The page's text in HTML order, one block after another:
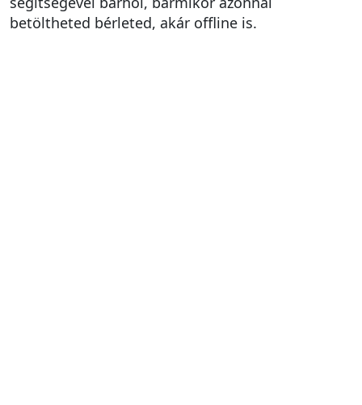
betöltheted bérleted, akár offline is.